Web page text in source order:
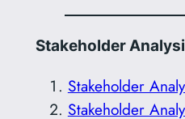
Stakeholder
Stakeholder
Stakeholder